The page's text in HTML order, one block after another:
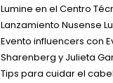
Lumine en el Centro
Lanzamiento Nusense
Evento influencers con
Sharenberg y Julieta
Tips para cuidar el